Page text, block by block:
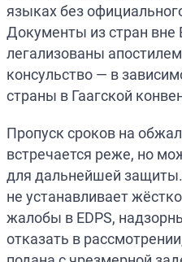
языках без
Документы из стран
легализованы
консульство — в
страны в Гаагской
Пропуск сроков на
встречается реже, но
для дальнейшей
не устанавливает
жалобы в EDPS,
отказать в